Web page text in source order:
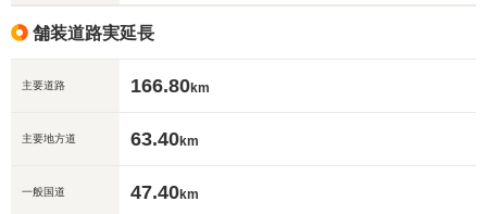
舗装道路実延長
主要道路 166.80km
主要地方道 63.40km
一般国道 47.40km